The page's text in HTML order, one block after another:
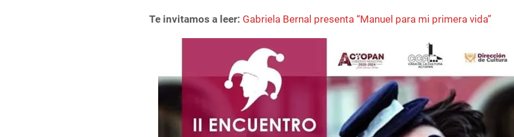
Te invitamos a leer: Gabriela Bernal presenta “Manuel para mi primera vida”